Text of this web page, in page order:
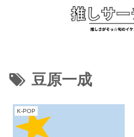
豆原一成
K-POP